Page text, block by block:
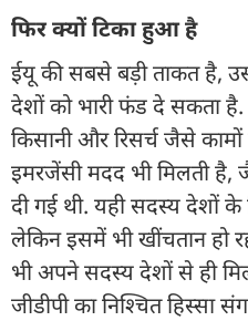
फिर क्यों टिका हुआ है
ईयू की सबसे बड़ी ताकत है,
देशों को भारी फंड दे सकता है.
किसानी और रिसर्च जैसे
इमरजेंसी मदद भी मिलती है,
दी गई थी. यही सदस्य देशों
लेकिन इसमें भी खींचतान हो
भी अपने सदस्य देशों से ही
जीडीपी का निश्चित हिस्सा